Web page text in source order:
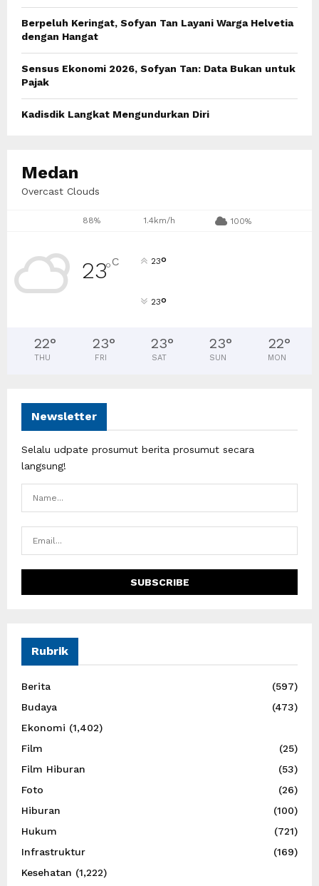
Berpeluh Keringat, Sofyan Tan Layani Warga Helvetia
dengan Hangat
Sensus Ekonomi 2026, Sofyan Tan: Data Bukan untuk
Pajak
Kadisdik Langkat Mengundurkan Diri
Medan
Overcast Clouds
88% 1.4km/h 100%
23°C 23°
23°
22°
THU
23°
FRI
23°
SAT
23°
SUN
22°
MON
Newsletter
Selalu udpate prosumut berita prosumut secara
langsung!
Rubrik
Berita
(597)
Budaya
(473)
Ekonomi (1,402)
Film
(25)
Film Hiburan
(53)
Foto
(26)
Hiburan
(100)
Hukum
(721)
Infrastruktur
(169)
Kesehatan (1,222)